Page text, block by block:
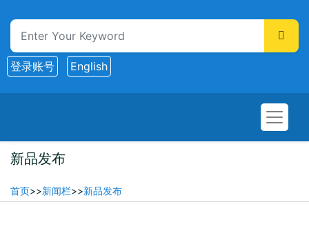
登录账号 English
新品发布
首页>>新闻栏>>新品发布